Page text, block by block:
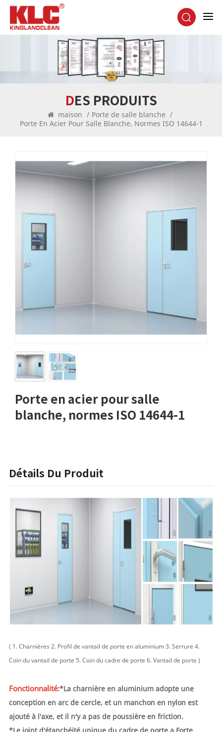
DES PRODUITS
maison / Porte de salle blanche /
Porte En Acier Pour Salle Blanche, Normes ISO 14644-1
Porte en acier pour salle
blanche, normes ISO 14644-1
Détails Du Produit
( 1. Charnières 2. Profil de vantail de porte en aluminium 3. Serrure 4.
Coin du vantail de porte 5. Coin du cadre de porte 6. Vantail de porte )
Fonctionnalité:*La charnière en aluminium adopte une
conception en arc de cercle, et un manchon en nylon est
ajouté à l'axe, et il n'y a pas de poussière en friction.